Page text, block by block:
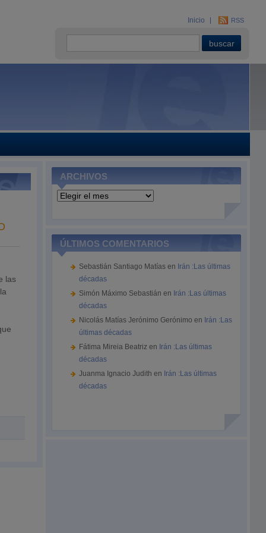
Inicio RSS
las
ARCHIVOS
Archivos
ÚLTIMOS COMENTARIOS
Sebastián Santiago Matías en Irán :Las últimas
décadas
Simón Máximo Sebastián en Irán :Las últimas
décadas
Nicolás Matías Jerónimo Gerónimo en Irán :Las
últimas décadas
Fátima Mireia Beatriz en Irán :Las últimas
décadas
Juanma Ignacio Judith en Irán :Las últimas
décadas